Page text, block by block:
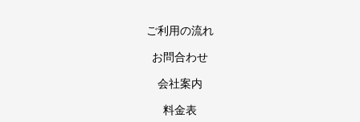
ご利用の流れ
お問合わせ
会社案内
料金表